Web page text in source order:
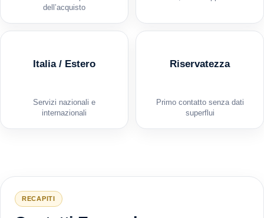
dell’acquisto
Italia / Estero
Servizi nazionali e
internazionali
Riservatezza
Primo contatto senza dati
superflui
RECAPITI